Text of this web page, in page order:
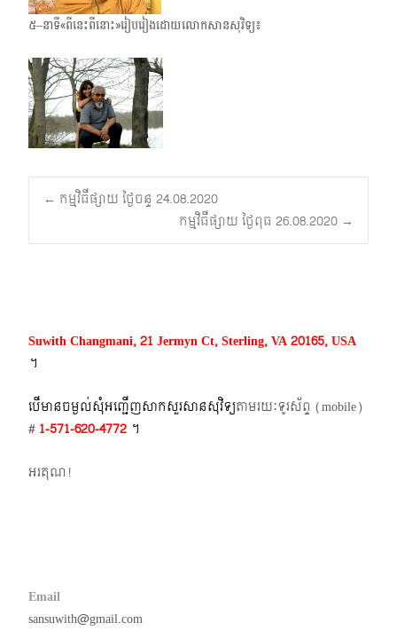
៥–នាទី«ពីនេះពីនោះ»រៀបរៀងដោយលោកសានសុវិទ្យ៖
Post
navigation
← កម្មវិធីផ្សាយ ថ្ងៃចន្ទ 24.08.2020
កម្មវិធីផ្សាយ ថ្ងៃពុធ 26.08.2020 →
Suwith Changmani, 21 Jermyn Ct, Sterling, VA 20165, USA
។​
បើមានចម្ងល់​សុំអញ្ជើញសាកសួរសានសុវិទ្យតាមរយៈទូរស័ព្ទ​ (mobile)​
# 1-571-620-4772​ ។
អរគុណ!
Email
sansuwith@gmail.com